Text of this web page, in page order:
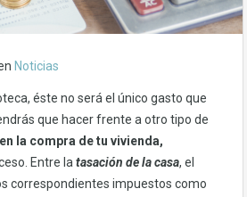
Noticias
éste no será el único gasto que
que hacer frente a otro tipo de
la compra de tu vivienda,
Entre latasación de la casa, el
correspondientes impuestos como